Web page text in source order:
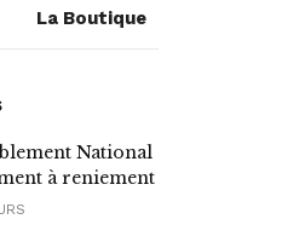
La Boutique
National
à reniement